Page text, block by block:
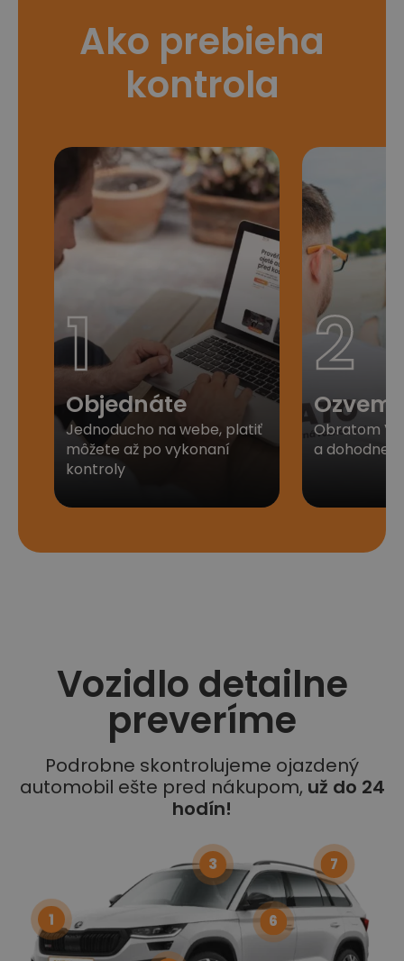
Ako prebieha
kontrola
1
Objednáte
Jednoducho na webe, platiť
môžete až po vykonaní
kontroly
2
Obratom
a
Vozidlo detailne
preveríme
Podrobne skontrolujeme ojazdený
automobil ešte pred nákupom, už do 24
hodín!
1
3
6
7